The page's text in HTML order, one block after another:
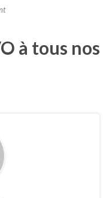
à tous nos